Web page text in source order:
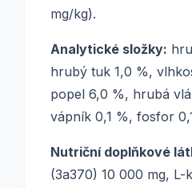
mg/kg).
Analytické složky:
hrubý tuk 1,0 %,
popel 6,0 %, hrubá
vápník 0,1 %, fosfor
Nutriční doplňkové
(3a370) 10 000 mg, L-